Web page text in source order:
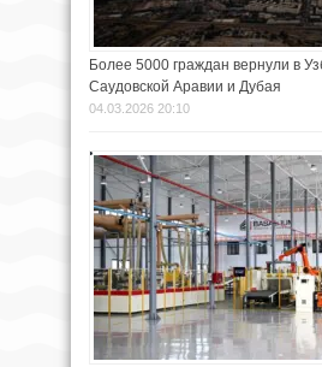
Более 5000 граждан вернули в
Саудовской Аравии и Дубая
04.03.2026 20:10